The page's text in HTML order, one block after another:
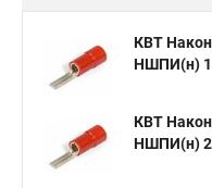
КВТ
НШПИ(н)
КВТ
НШПИ(н)